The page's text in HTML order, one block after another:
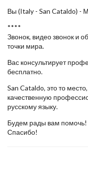
Вы (Italy - San Cataldo) -
****
Звонок, видео звонок и
точки мира.
Вас консультирует
бесплатно.
San Cataldo, это то
качественную
русскому языку.
Будем рады вам помочь!
Спасибо!